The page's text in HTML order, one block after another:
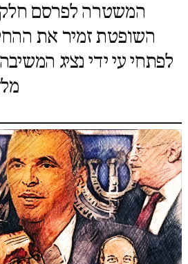
המשטרה לפרסם חלק
השופטת זמיר את
לפתחי עי ידי נציג